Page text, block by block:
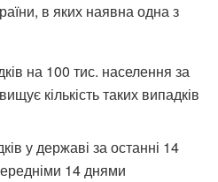
в яких наявна одна з
на 100 тис. населення за
кількість таких випадків
у державі за останні 14
14 днями